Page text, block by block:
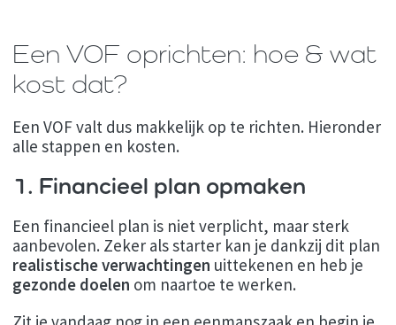
Een VOF oprichten: hoe & wat
kost dat?
Een VOF valt dus makkelijk op te richten. Hieronder
alle stappen en kosten.
1. Financieel plan opmaken
Een financieel plan is niet verplicht, maar sterk
aanbevolen. Zeker als starter kan je dankzij dit plan
realistische verwachtingen uittekenen en heb je
gezonde doelen om naartoe te werken.